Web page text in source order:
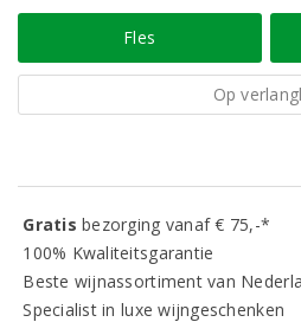
Fles
Op
Gratisbezorging vanaf € 75,-*
100% Kwaliteitsgarantie
Beste wijnassortiment van
Specialist in luxe wijngeschenken